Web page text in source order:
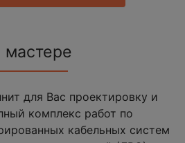
для Вас проектировку и
комплекс работ по
кабельных систем